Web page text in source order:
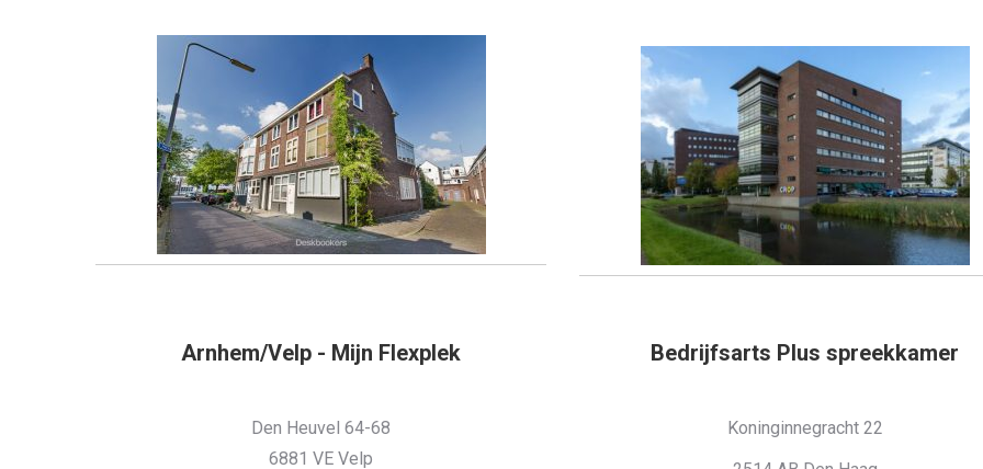
Arnhem/Velp - Mijn Flexplek
Den Heuvel 64-68
6881 VE Velp
Bedrijfsarts Plus spreekkamer
Koninginnegracht 22